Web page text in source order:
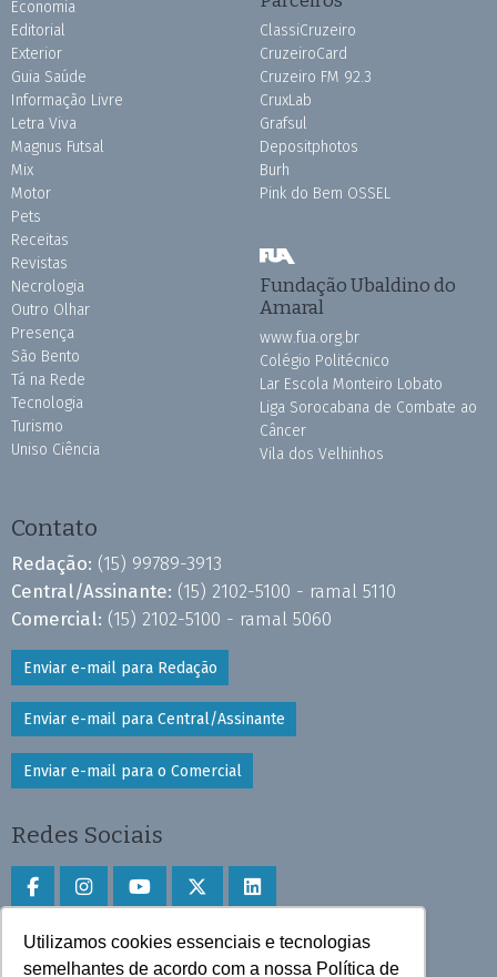
Utilizamos cookies essenciais e tecnologias
semelhantes de acordo com a nossa Política de
Economia
Editorial
Exterior
Guia Saúde
Informação Livre
Letra Viva
Magnus Futsal
Mix
Motor
Pets
Receitas
Revistas
Necrologia
Outro Olhar
Presença
São Bento
Tá na Rede
Tecnologia
Turismo
Uniso Ciência
ClassiCruzeiro
CruzeiroCard
Cruzeiro FM 92.3
CruxLab
Grafsul
Depositphotos
Burh
Pink do Bem OSSEL
Fundação Ubaldino do
Amaral
www.fua.org.br
Colégio Politécnico
Lar Escola Monteiro Lobato
Liga Sorocabana de Combate ao
Câncer
Vila dos Velhinhos
Contato
Redação: (15) 99789-3913
Central/Assinante: (15) 2102-5100 - ramal 5110
Comercial: (15) 2102-5100 - ramal 5060
Enviar e-mail para Redação
Enviar e-mail para Central/Assinante
Enviar e-mail para o Comercial
Redes Sociais
Faça download do aplicativo